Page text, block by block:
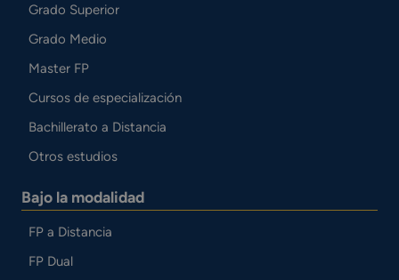
Grado Superior
Grado Medio
Master FP
Cursos de especialización
Bachillerato a Distancia
Otros estudios
Bajo la modalidad
FP a Distancia
FP Dual